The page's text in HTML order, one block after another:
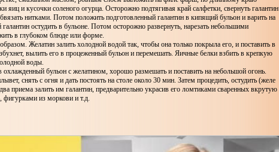
яиц и кусочки соленого огурца. Осторожно подтягивая край салфетки, свернуть галантин
нитками. Потом положить подготовленный галантин в кипящий бульон и варить на
остудить в бульоне. Потом осторожно развернуть, нарезать небольшими
в глубоком блюде или форме.
Желатин залить холодной водой так, чтобы она только покрыла его, и поставить в
вылить его в процеженный бульон и перемешать. Яичные белки взбить в крепкую
воды.
бульон с желатином, хорошо размешать и поставить на небольшой огонь.
снять с огня и дать постоять на столе около 30 мин. Затем процедить, остудить (желе
приема залить им галантин, предварительно украсив его ломтиками сваренных вкрутую
фигурками из моркови и т.д.